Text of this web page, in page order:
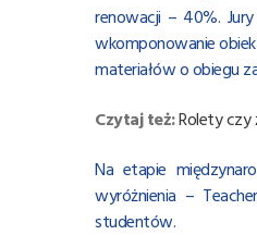
renowacji – 40%.
wkomponowanie
materiałów o obiegu
Czytaj też:Rolety czy
Na etapie
wyróżnienia –
studentów.